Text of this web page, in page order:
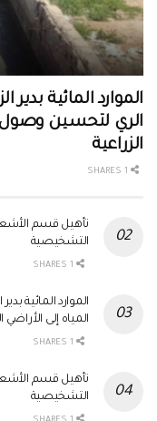
الموارد المائية
الري لتحسين وصول
الزراعية
تأهيل قسم
التشخيصية
الموارد المائية
المياه إلى الأراضي
تأهيل قسم
التشخيصية